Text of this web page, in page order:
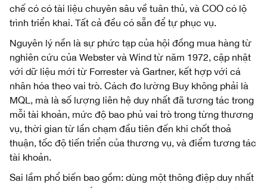
chế có có tài liệu chuyên sâu về tuân thủ, và COO có lộ
trình triển khai. Tất cả đều có sẵn để tự phục vụ.
Nguyên lý nền là sự phức tạp của hội đồng mua hàng từ
nghiên cứu của Webster và Wind từ năm 1972, cập nhật
với dữ liệu mới từ Forrester và Gartner, kết hợp với cá
nhân hóa theo vai trò. Cách đo lường Buy không phải là
MQL, mà là số lượng liên hệ duy nhất đã tương tác trong
mỗi tài khoản, mức độ bao phủ vai trò trong từng thương
vụ, thời gian từ lần chạm đầu tiên đến khi chốt thoả
thuận, tốc độ tiến triển của thương vụ, và điểm tương tác
tài khoản.
Sai lầm phổ biến bao gồm: dùng một thông điệp duy nhất